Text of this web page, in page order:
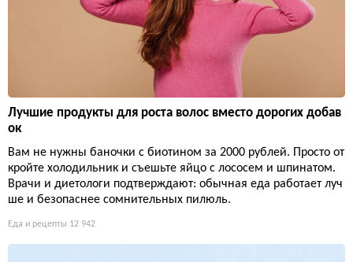
Лучшие продукты для роста волос вместо дорогих добав
ок
Вам не нужны баночки с биотином за 2000 рублей. Просто от
кройте холодильник и съешьте яйцо с лососем и шпинатом.
Врачи и диетологи подтверждают: обычная еда работает луч
ше и безопаснее сомнительных пилюль.
Еда и рецепты 12 942